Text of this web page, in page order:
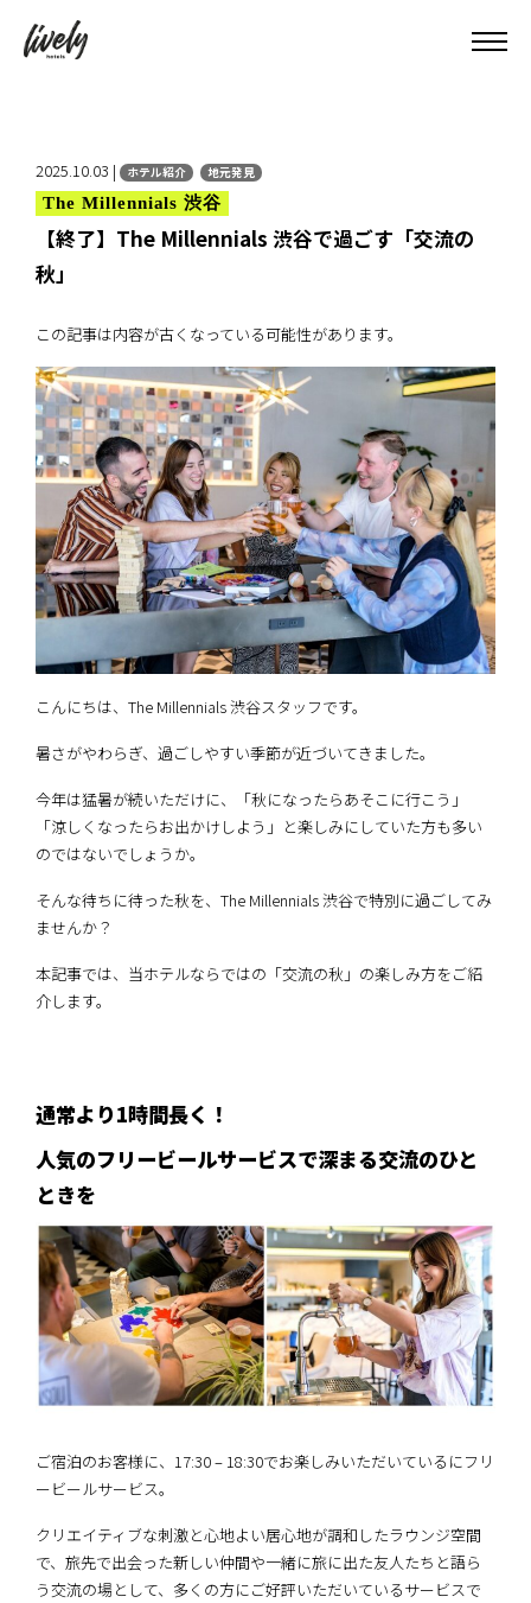
2025.10.03 | ホテル紹介 地元発見
The Millennials 渋谷
【終了】The Millennials 渋谷で過ごす「交流の
秋」
この記事は内容が古くなっている可能性があります。
こんにちは、The Millennials 渋谷スタッフです。
暑さがやわらぎ、過ごしやすい季節が近づいてきました。
今年は猛暑が続いただけに、「秋になったらあそこに行こう」
「涼しくなったらお出かけしよう」と楽しみにしていた方も多い
のではないでしょうか。
そんな待ちに待った秋を、The Millennials 渋谷で特別に過ごしてみ
ませんか？
本記事では、当ホテルならではの「交流の秋」の楽しみ方をご紹
介します。
通常より1時間長く！
人気のフリービールサービスで深まる交流のひと
ときを
ご宿泊のお客様に、17:30 – 18:30でお楽しみいただいているにフリ
ービールサービス。
クリエイティブな刺激と心地よい居心地が調和したラウンジ空間
で、旅先で出会った新しい仲間や一緒に旅に出た友人たちと語ら
う交流の場として、多くの方にご好評いただいているサービスで